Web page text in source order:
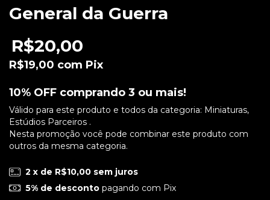
General da Guerra
R$20,00
R$19,00 com Pix
10% OFF comprando 3 ou mais!
Válido para este produto e todos da categoria: Miniaturas,
Estúdios Parceiros .
Nesta promoção você pode combinar este produto com
outros da mesma categoria.
2 x de R$10,00 sem juros
5% de descontopagando com Pix